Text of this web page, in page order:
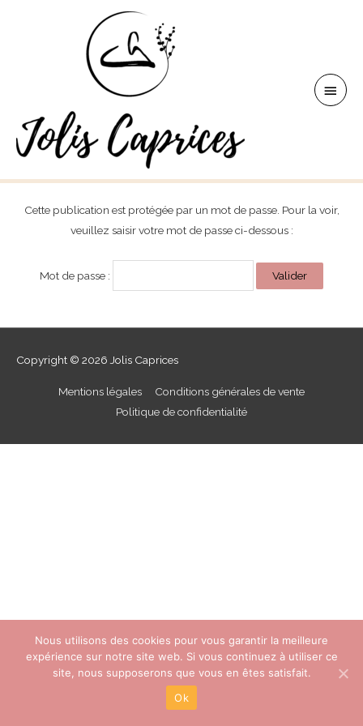
Menu
Cette publication est protégée par un mot de passe. Pour la voir,
veuillez saisir votre mot de passe ci-dessous :
Mot de passe :
Copyright © 2026 Jolis Caprices
Mentions légales
Conditions générales de vente
Politique de confidentialité
Nous utilisons des cookies pour vous garantir la meilleure
expérience sur notre site web. Si vous continuez à utiliser ce
site, nous supposerons que vous en êtes satisfait.
Ok